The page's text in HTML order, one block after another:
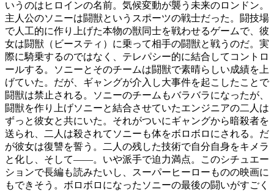
いうのはヒロインの名前。気候変動が襲う未来のロンドン。
主人公のソニーは闘獣というスポーツの戦士だった。闘技場
で人工的に作り上げた本物の獣同士を戦わせるゲームで、彼
女は闘獣（ビースティ）に乗って相手の闘獣と戦うのだ。実
際に騎乗するのではなく、テレパシー的に結合してコントロ
ールする。ソニーとそのチームは闘獣で素晴らしい成績を上
げていた。だが、ギャングが介入し大事件を起こしたことで
闘獣は禁止される。ソニーのチームもバラバラになったが、
闘獣を作り上げソニーと結合させていたエンジニアの二人は
ずっと彼女と共にいた。それがついにギャングから暗殺者を
送られ、二人は殺されてソニーも体をボロボロにされる。だ
が彼女は復讐を誓う。二人の残した技術で自分自身をキメラ
と化し、そして――。いや派手で迫力満点。このシチュエー
ションで長編も読みたいし、スーパーヒーローものの映画に
もできそう。ボロボロになったソニーの最後の闘いがすごく